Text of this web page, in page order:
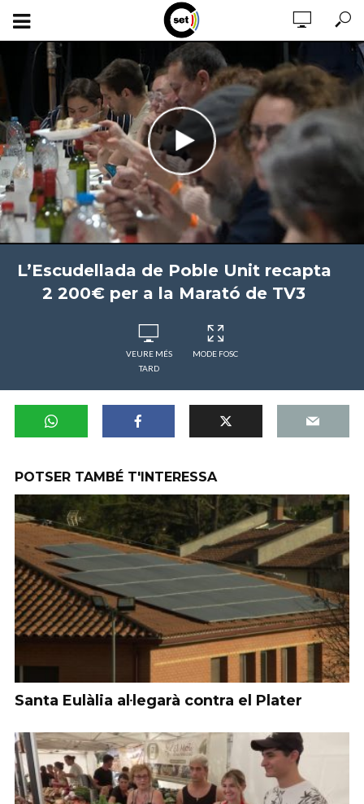
L’Escudellada de Poble Unit recapta
2 200€ per a la Marató de TV3
VEURE MÉS
TARD
MODE FOSC
POTSER TAMBÉ T'INTERESSA
Santa Eulàlia al·legarà contra el Plater